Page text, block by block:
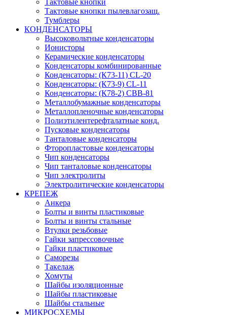
Тактовые кнопки пылевлагозащ.
Тумблеры
КОНДЕНСАТОРЫ
Высоковольтные конденсаторы
Ионисторы
Керамические конденсаторы
Конденсаторы комбинированные
Конденсаторы: (К73-11) CL-20
Конденсаторы: (К73-9) CL-11
Конденсаторы: (К78-2) CBB-81
Металлобумажные конденсаторы
Металлопленочные конденсаторы
Полиэтилентерефталатные конд.
Пусковые конденсаторы
Танталовые конденсаторы
Фторопластовые конденсаторы
Чип конденсаторы
Чип танталовые конденсаторы
Чип электролиты
Электролитические конденсаторы
КРЕПЕЖ
Анкера
Болты и винты пластиковые
Болты и винты стальные
Втулки резьбовые
Гайки запрессовочные
Гайки пластиковые
Саморезы
Такелаж
Хомуты
Шайбы изоляционные
Шайбы пластиковые
Шайбы стальные
МИКРОСХЕМЫ